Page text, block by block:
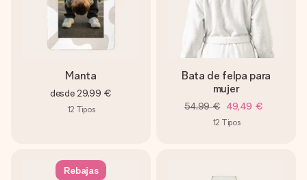
Manta
desde 29,99 €
12 Tipos
Bata de felpa para
mujer
54,99 € 49,49 €
12 Tipos
Rebajas